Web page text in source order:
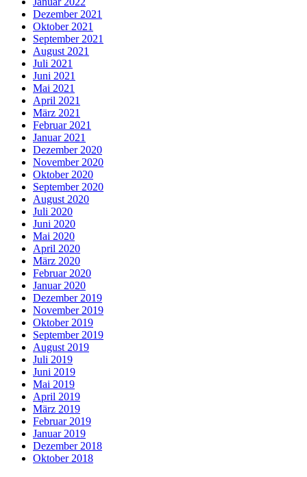
Dezember 2021
Oktober 2021
September 2021
August 2021
Juli 2021
Juni 2021
Mai 2021
April 2021
März 2021
Februar 2021
Januar 2021
Dezember 2020
November 2020
Oktober 2020
September 2020
August 2020
Juli 2020
Juni 2020
Mai 2020
April 2020
März 2020
Februar 2020
Januar 2020
Dezember 2019
November 2019
Oktober 2019
September 2019
August 2019
Juli 2019
Juni 2019
Mai 2019
April 2019
März 2019
Februar 2019
Januar 2019
Dezember 2018
Oktober 2018